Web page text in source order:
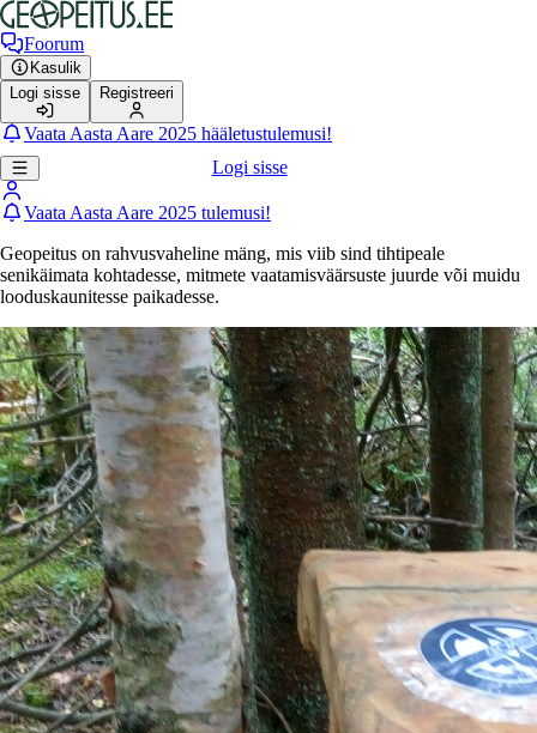
Foorum
Kasulik
Logi sisse
Registreeri
Vaata Aasta Aare 2025 hääletustulemusi!
Logi sisse
Vaata Aasta Aare 2025 tulemusi!
Geopeitus on rahvusvaheline mäng, mis viib sind tihtipeale
senikäimata kohtadesse, mitmete vaatamisväärsuste juurde või muidu
looduskaunitesse paikadesse.